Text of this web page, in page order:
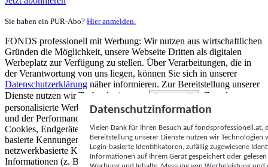
Sie haben ein PUR-Abo? Hier anmelden.
FONDS professionell mit Werbung: Wir nutzen aus wirtschaftlichen
Gründen die Möglichkeit, unsere Webseite Dritten als digitalen
Werbeplatz zur Verfügung zu stellen. Über Verarbeitungen, die in
der Verantwortung von uns liegen, können Sie sich in unserer
Datenschutzerklärung näher informieren. Zur Bereitstellung unserer
Dienste nutzen wir Technologien von
Partnern (5)
. Zwecke:
personalisierte Werbung und Inhalte, Messung von Werbeleistung
und der Performance von Inhalten sowie Zielgruppenforschung.
Cookies, Endgeräte- oder ähnliche Online-Kennungen (z. B. login-
basierte Kennungen, zufällig generierte Kennungen,
netzwerkbasierte Kennungen) können zusammen mit anderen
Informationen (z. B. Browsertyp und Browserinformationen,
Datenschutzinformation
Vielen Dank für Ihren Besuch auf
Bereitstellung unserer Dienste nutzen wir Technologien
Login-basierte Identifikatoren, zufällig zugewiesene
Informationen auf Ihrem Gerät gespeichert oder